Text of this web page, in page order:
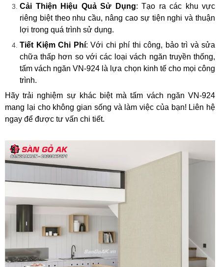
Cải Thiện Hiệu Quả Sử Dụng: Tạo ra các khu vực
riêng biệt theo nhu cầu, nâng cao sự tiện nghi và thuận
lợi trong quá trình sử dụng.
Tiết Kiệm Chi Phí: Với chi phí thi công, bảo trì và sửa
chữa thấp hơn so với các loại vách ngăn truyền thống,
tấm vách ngăn VN-924 là lựa chọn kinh tế cho mọi công
trình.
Hãy trải nghiệm sự khác biệt mà tấm vách ngăn VN-924
mang lại cho không gian sống và làm việc của bạn! Liên hệ
ngay để được tư vấn chi tiết.